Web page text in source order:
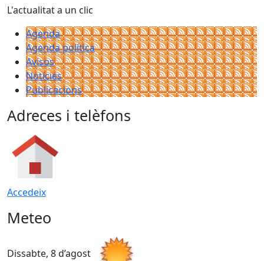
L'actualitat a un clic
Agenda
Agenda política
Avisos
Notícies
Publicacions
Adreces i telèfons
Accedeix
Meteo
Dissabte, 8 d’agost